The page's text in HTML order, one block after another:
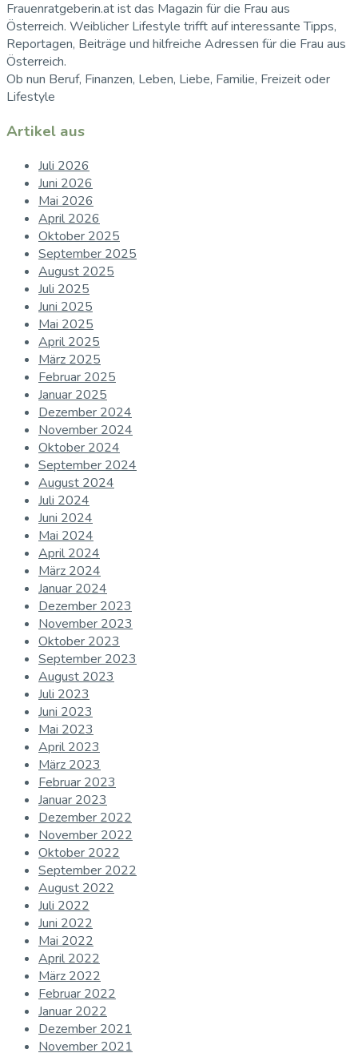
Frauenratgeberin.at ist das Magazin für die Frau aus
Österreich. Weiblicher Lifestyle trifft auf interessante Tipps,
Reportagen, Beiträge und hilfreiche Adressen für die Frau aus
Österreich.
Ob nun Beruf, Finanzen, Leben, Liebe, Familie, Freizeit oder
Lifestyle
Artikel aus
Juli 2026
Juni 2026
Mai 2026
April 2026
Oktober 2025
September 2025
August 2025
Juli 2025
Juni 2025
Mai 2025
April 2025
März 2025
Februar 2025
Januar 2025
Dezember 2024
November 2024
Oktober 2024
September 2024
August 2024
Juli 2024
Juni 2024
Mai 2024
April 2024
März 2024
Januar 2024
Dezember 2023
November 2023
Oktober 2023
September 2023
August 2023
Juli 2023
Juni 2023
Mai 2023
April 2023
März 2023
Februar 2023
Januar 2023
Dezember 2022
November 2022
Oktober 2022
September 2022
August 2022
Juli 2022
Juni 2022
Mai 2022
April 2022
März 2022
Februar 2022
Januar 2022
Dezember 2021
November 2021